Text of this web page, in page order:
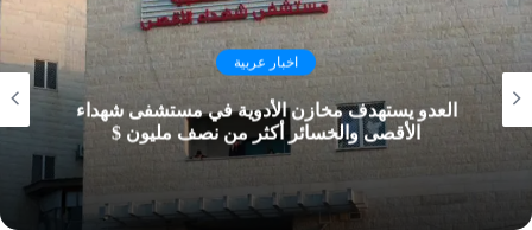
اخبار عربية
العدو يستهدف مخازن الأدوية في مستشفى شهداء
الأقصى والخسائر أكثر من نصف مليون $